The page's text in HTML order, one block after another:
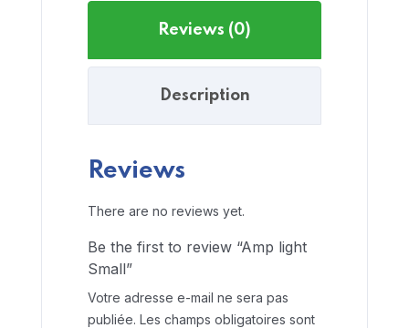
Reviews (0)
Description
Reviews
There are no reviews yet.
Be the first to review “Amp light
Small”
Votre adresse e-mail ne sera pas
publiée. Les champs obligatoires sont